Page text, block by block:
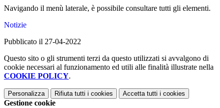
Navigando il menù laterale, è possibile consultare tutti gli elementi.
Notizie
Pubblicato il 27-04-2022
Questo sito o gli strumenti terzi da questo utilizzati si avvalgono di
cookie necessari al funzionamento ed utili alle finalità illustrate nella
COOKIE POLICY.
Personalizza Rifiuta tutti i cookies Accetta tutti i cookies
Gestione cookie